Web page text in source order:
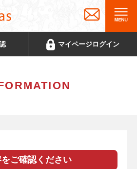
マイページログイン
ご確認ください